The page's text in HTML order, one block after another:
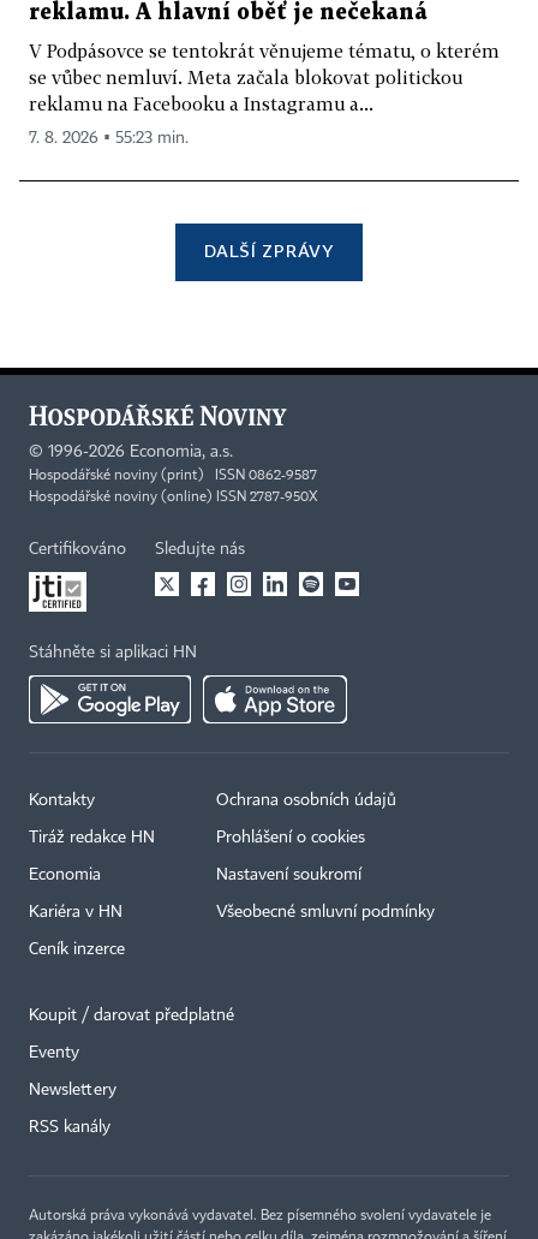
reklamu. A hlavní oběť je nečekaná
V Podpásovce se tentokrát věnujeme tématu, o kterém
se vůbec nemluví. Meta začala blokovat politickou
reklamu na Facebooku a Instagramu a...
7. 8. 2026 ▪ 55:23 min.
DALŠÍ ZPRÁVY
© 1996-2026 Economia, a.s.
Hospodářské noviny (print) ISSN 0862-9587
Hospodářské noviny (online) ISSN 2787-950X
Certifikováno Sledujte nás
Stáhněte si aplikaci HN
Kontakty
Tiráž redakce HN
Economia
Kariéra v HN
Ceník inzerce
Ochrana osobních údajů
Prohlášení o cookies
Nastavení soukromí
Všeobecné smluvní podmínky
Koupit / darovat předplatné
Eventy
Newslettery
RSS kanály
Autorská práva vykonává vydavatel. Bez písemného svolení vydavatele je